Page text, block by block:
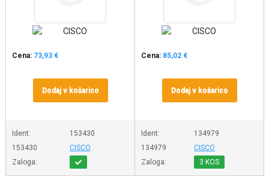
Cena: 73,93 €
Dodaj v košarico
Ident:
153430
153430
CISCO
Zaloga:
Cena: 85,02 €
Dodaj v košarico
Ident:
134979
134979
CISCO
Zaloga:
3 KOS